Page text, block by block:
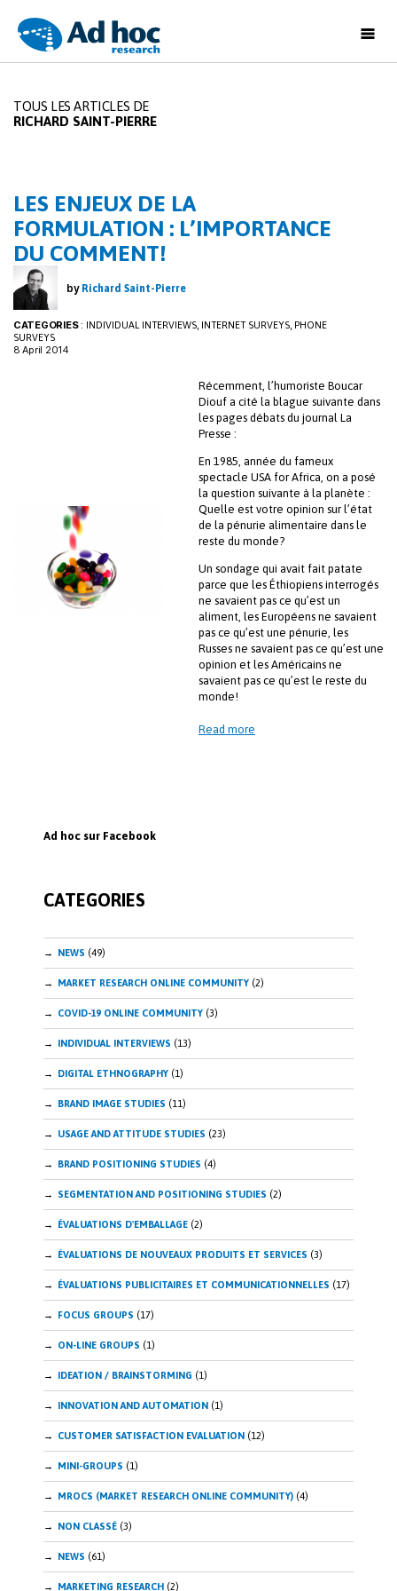
Ad
Research
TOUS LES ARTICLES DE
RICHARD SAINT-PIERRE
LES ENJEUX DE LA
FORMULATION : L’IMPORTANCE
DU COMMENT!
by Richard Saint-Pierre
CATEGORIES: INDIVIDUAL INTERVIEWS, INTERNET SURVEYS, PHONE
SURVEYS
8 April 2014
Récemment, l’humoriste Boucar
Diouf a cité la blague suivante dans
les pages débats du journal La
Presse :
En 1985, année du fameux
spectacle USA for Africa, on a posé
la question suivante à la planète :
Quelle est votre opinion sur l’état
de la pénurie alimentaire dans le
reste du monde?
Un sondage qui avait fait patate
parce que les Éthiopiens interrogés
ne savaient pas ce qu’est un
aliment, les Européens ne savaient
pas ce qu’est une pénurie, les
Russes ne savaient pas ce qu’est une
opinion et les Américains ne
savaient pas ce qu’est le reste du
monde!
Read more
Ad hoc sur Facebook
CATEGORIES
NEWS (49)
MARKET RESEARCH ONLINE COMMUNITY (2)
COVID-19 ONLINE COMMUNITY (3)
INDIVIDUAL INTERVIEWS (13)
DIGITAL ETHNOGRAPHY (1)
BRAND IMAGE STUDIES (11)
USAGE AND ATTITUDE STUDIES (23)
BRAND POSITIONING STUDIES (4)
SEGMENTATION AND POSITIONING STUDIES (2)
ÉVALUATIONS D'EMBALLAGE (2)
ÉVALUATIONS DE NOUVEAUX PRODUITS ET SERVICES (3)
ÉVALUATIONS PUBLICITAIRES ET COMMUNICATIONNELLES (17)
FOCUS GROUPS (17)
ON-LINE GROUPS (1)
IDEATION / BRAINSTORMING (1)
INNOVATION AND AUTOMATION (1)
CUSTOMER SATISFACTION EVALUATION (12)
MINI-GROUPS (1)
MROCS (MARKET RESEARCH ONLINE COMMUNITY) (4)
NON CLASSÉ (3)
NEWS (61)
MARKETING RESEARCH (2)